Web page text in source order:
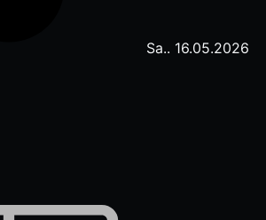
Sa.. 16.05.2026